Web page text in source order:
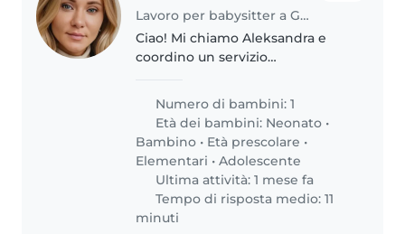
Lavoro per babysitter a Genova
Ciao! Mi chiamo Aleksandra e
coordino un servizio
Genova e dintorni. Sono
appassionata di cura e supporto
ai bambini e lavoro con nanny
affidabili ed..
Numero di bambini: 1
Età dei bambini: Neonato •
Bambino • Età prescolare •
Elementari •Adolescente
Ultima attività: 1 mese fa
Tempo di risposta medio: 11
minuti